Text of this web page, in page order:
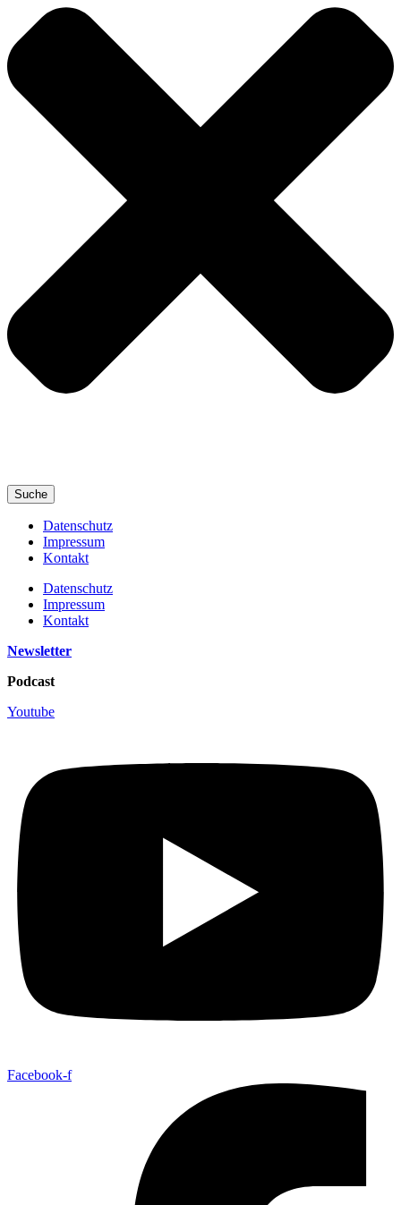
Suche
Datenschutz
Impressum
Kontakt
Datenschutz
Impressum
Kontakt
Newsletter
Podcast
Youtube
Facebook-f